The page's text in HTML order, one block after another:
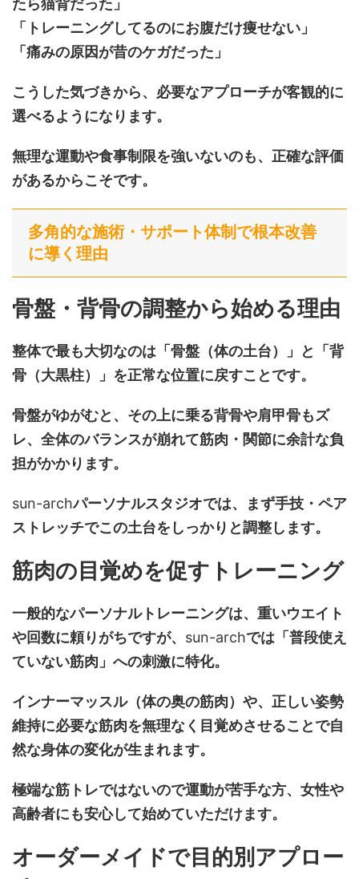
たら猫背だった」
「トレーニングしてるのにお腹だけ痩せない」
「痛みの原因が昔のケガだった」
こうした気づきから、必要なアプローチが客観的に
選べるようになります。
無理な運動や食事制限を強いないのも、正確な評価
があるからこそです。
多角的な施術・サポート体制で根本改善
に導く理由
骨盤・背骨の調整から始める理由
整体で最も大切なのは「骨盤（体の土台）」と「背
骨（大黒柱）」を正常な位置に戻すことです。
骨盤がゆがむと、その上に乗る背骨や肩甲骨もズ
レ、全体のバランスが崩れて筋肉・関節に余計な負
担がかかります。
sun-archパーソナルスタジオでは、まず手技・ペア
ストレッチでこの土台をしっかりと調整します。
筋肉の目覚めを促すトレーニング
一般的なパーソナルトレーニングは、重いウエイト
や回数に頼りがちですが、 sun-archでは「普段使え
ていない筋肉」への刺激に特化。
インナーマッスル（体の奥の筋肉）や、正しい姿勢
維持に必要な筋肉を無理なく目覚めさせることで自
然な身体の変化が生まれます。
極端な筋トレではないので運動が苦手な方、女性や
高齢者にも安心して始めていただけます。
オーダーメイドで目的別アプロー